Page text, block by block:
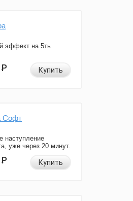
эффект на 5ть
Р Купить
Софт
наступление
уже через 20 минут.
Р Купить